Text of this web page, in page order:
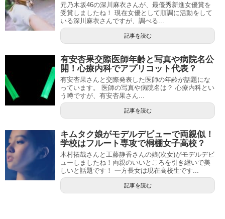
元乃木坂46の深川麻衣さんが、最優秀新進女優賞を
受賞しましたね！ 現在女優として順調に活動をして
いる深川麻衣さんですが、調べる...
記事を読む
有安杏果交際医師年齢と写真や病院名公
開！心療内科でアプリコット代表？
有安杏果さんと交際発表した医師の年齢が話題にな
っています。 医師の写真や病院名は？ 心療内科とい
う噂ですが、有安杏果さん...
記事を読む
キムタク娘がモデルデビューで両親似！
学校はフルート専攻で桐棚女子高校？
木村拓哉さんと工藤静香さんの娘(次女)がモデルデビ
ューしましたね！両親のいいところを引き継いで美
しいと話題です！ 一方長女は現在高校生です...
記事を読む